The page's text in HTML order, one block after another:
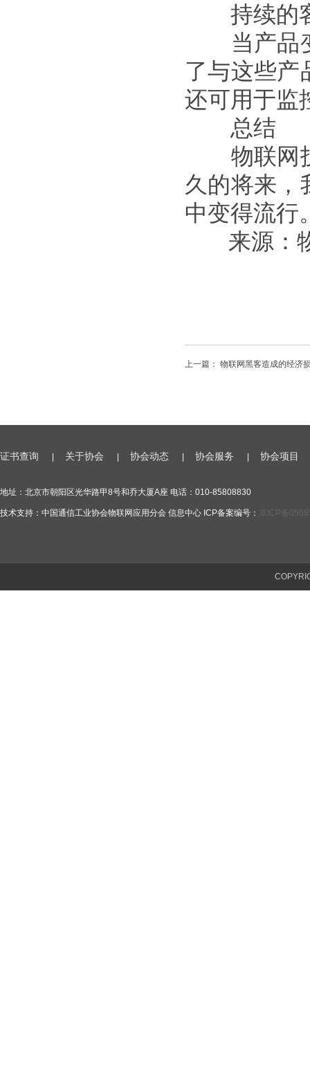
持续的
当产品变
了与这些产
还可用于监
总结
物联网技
久的将来，
中变得流行
来源：物
上一篇： 物联网黑客造成的经济
证书查询 关于协会 协会动态 协会服务 协会项目
地址：北京市朝阳区光华路甲8号和乔大厦A座 电话：010-85808830
技术支持：中国通信工业协会物联网应用分会 信息中心 ICP备案编号： 京ICP备